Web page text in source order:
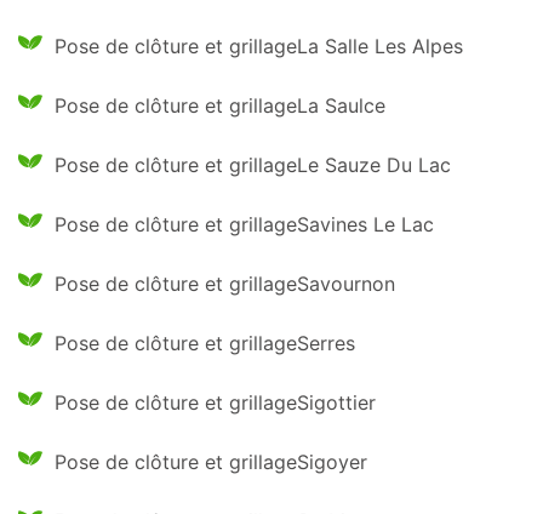
Pose de clôture et grillageLa Salle Les Alpes
Pose de clôture et grillageLa Saulce
Pose de clôture et grillageLe Sauze Du Lac
Pose de clôture et grillageSavines Le Lac
Pose de clôture et grillageSavournon
Pose de clôture et grillageSerres
Pose de clôture et grillageSigottier
Pose de clôture et grillageSigoyer